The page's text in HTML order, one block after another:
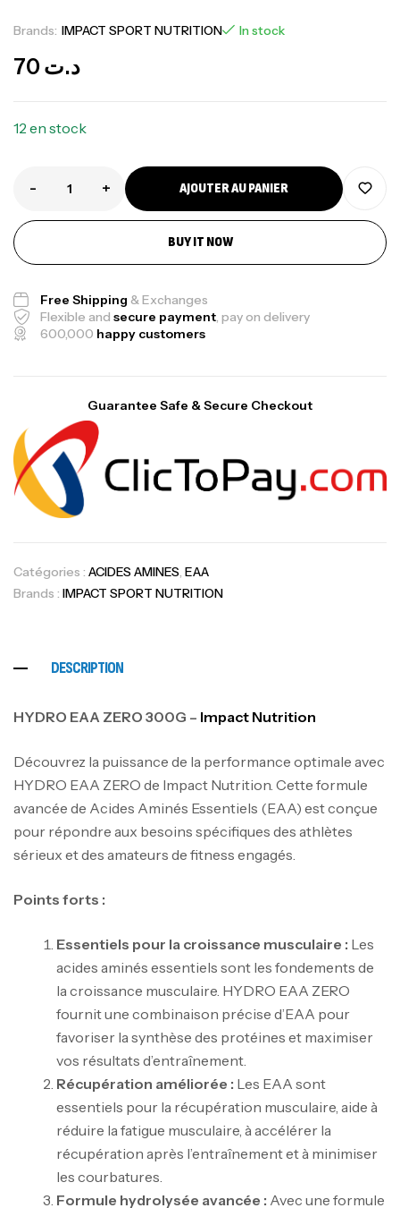
Brands: IMPACT SPORT NUTRITION In stock
د.ت70
12 en stock
- + AJOUTER AU PANIER
BUY IT NOW
Free Shipping & Exchanges
Flexible and secure payment, pay on delivery
600,000 happy customers
Guarantee Safe & Secure Checkout
Catégories : ACIDES AMINES, EAA
Brands : IMPACT SPORT NUTRITION
DESCRIPTION
HYDRO EAA ZERO 300G – Impact Nutrition
Découvrez la puissance de la performance optimale avec
HYDRO EAA ZERO de Impact Nutrition. Cette formule
avancée de Acides Aminés Essentiels (EAA) est conçue
pour répondre aux besoins spécifiques des athlètes
sérieux et des amateurs de fitness engagés.
Points forts :
Essentiels pour la croissance musculaire : Les
acides aminés essentiels sont les fondements de
la croissance musculaire. HYDRO EAA ZERO
fournit une combinaison précise d’EAA pour
favoriser la synthèse des protéines et maximiser
vos résultats d’entraînement.
Récupération améliorée : Les EAA sont
essentiels pour la récupération musculaire, aide à
réduire la fatigue musculaire, à accélérer la
récupération après l’entraînement et à minimiser
les courbatures.
Formule hydrolysée avancée : Avec une formule